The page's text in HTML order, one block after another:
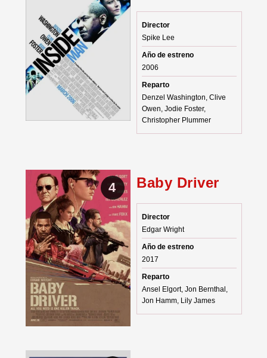
Director
Spike Lee
Año de estreno
2006
Reparto
Denzel Washington, Clive
Owen, Jodie Foster,
Christopher Plummer
4 Baby Driver
Director
Edgar Wright
Año de estreno
2017
Reparto
Ansel Elgort, Jon Bernthal,
Jon Hamm, Lily James